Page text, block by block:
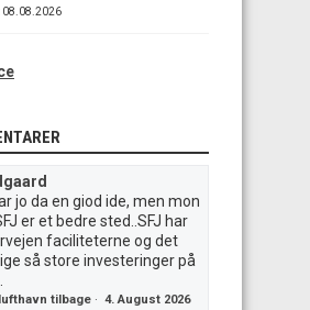
08.08.2026
jo da en giod ide, men mon
er et bedre sted..SFJ har
faciliteterne og det
så store investeringer på
tilbage · 4. August 2026